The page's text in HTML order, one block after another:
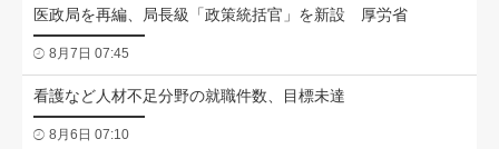
医政局を再編、局長級「政策統括官」を新設 厚労省
8月7日 07:45
看護など人材不足分野の就職件数、目標未達
8月6日 07:10